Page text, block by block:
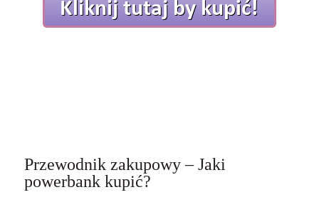
Przewodnik zakupowy – Jaki
powerbank kupić?